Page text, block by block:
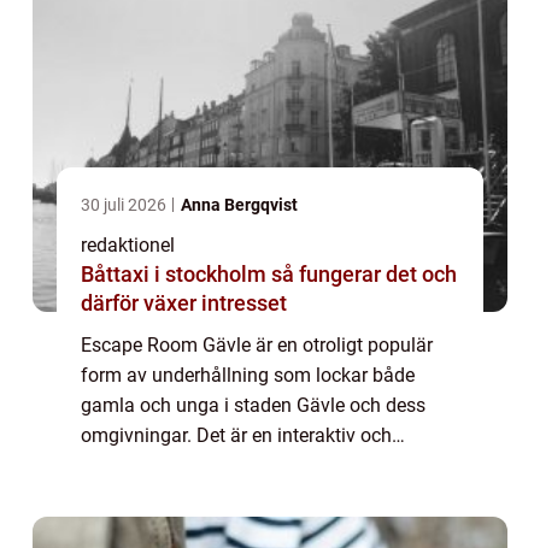
30 juli 2026 Anna Bergqvist
redaktionel
Båttaxi i stockholm så fungerar det och
därför växer intresset
Escape Room Gävle är en otroligt populär
form av underhållning som lockar både
gamla och unga i staden Gävle och dess
omgivningar. Det är en interaktiv och
gåtor fö...